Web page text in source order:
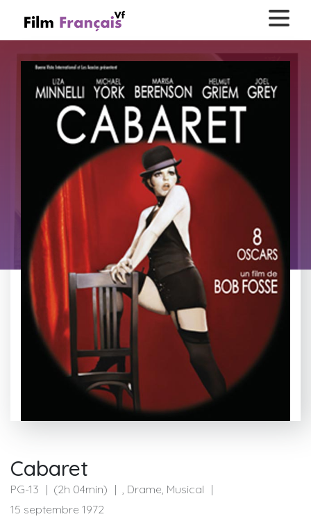
Cabaret
PG-13 (2h 04min)
, Drame, Musical
15 septembre 1972